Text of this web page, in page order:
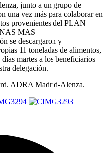
junto a un grupo de
una vez más para colaborar en
provenientes del PLAN
MAS
se descargaron y
11 toneladas de alimentos,
martes a los beneficiarios
delegación.
ADRA Madrid-Alenza.